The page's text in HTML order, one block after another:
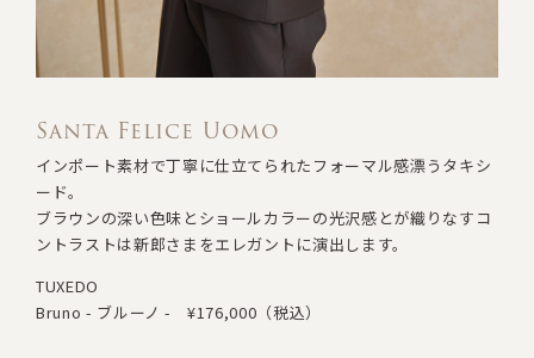
Santa Felice Uomo
インポート素材で丁寧に仕立てられたフォーマル感漂うタキシ
ード。
ブラウンの深い色味とショールカラーの光沢感とが織りなすコ
ントラストは新郎さまをエレガントに演出します。
TUXEDO
Bruno - ブルーノ -
¥176,000（税込）